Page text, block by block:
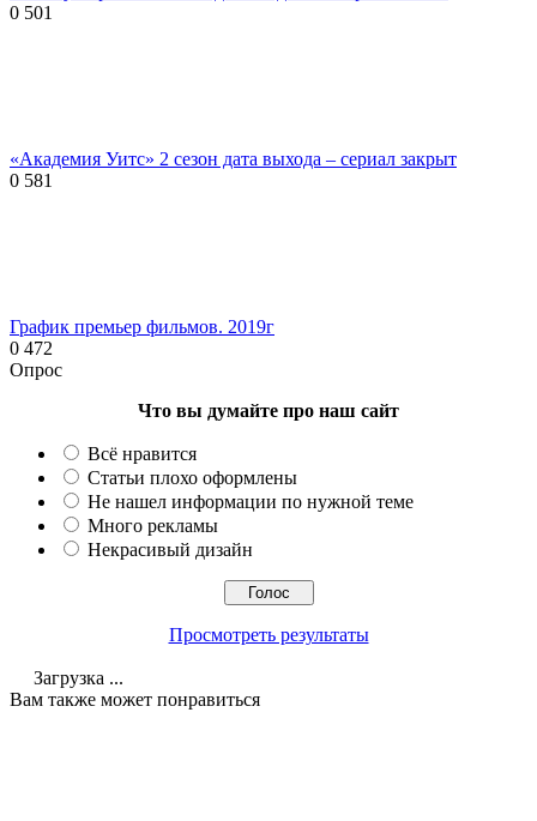
0 501
«Академия Уитс» 2 сезон дата выхода – сериал закрыт
0 581
График премьер фильмов. 2019г
0 472
Опрос
Что вы думайте про наш сайт
Всё нравится
Статьи плохо оформлены
Не нашел информации по нужной теме
Много рекламы
Некрасивый дизайн
Просмотреть результаты
Загрузка ...
Вам также может понравиться